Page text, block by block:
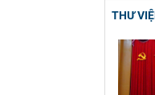
với
kinh tế
Lý
THƯ